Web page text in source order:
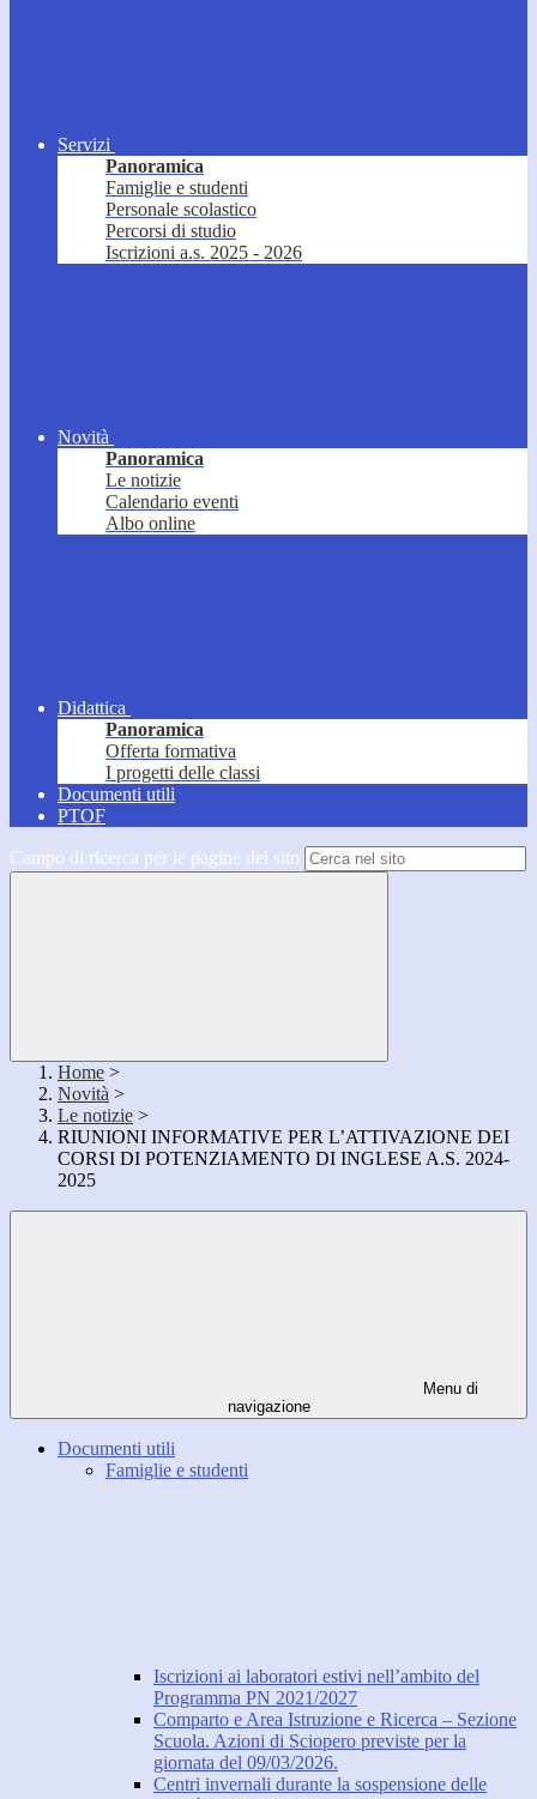
Servizi
Panoramica
Famiglie e studenti
Personale scolastico
Percorsi di studio
Iscrizioni a.s. 2025 - 2026
Novità
Panoramica
Le notizie
Calendario eventi
Albo online
Didattica
Panoramica
Offerta formativa
I progetti delle classi
Documenti utili
PTOF
Campo di ricerca per le pagine del sito
Home >
Novità >
Le notizie >
RIUNIONI INFORMATIVE PER L’ATTIVAZIONE DEI
CORSI DI POTENZIAMENTO DI INGLESE A.S. 2024-
2025
Menu di
navigazione
Documenti utili
Famiglie e studenti
Iscrizioni ai laboratori estivi nell’ambito del
Programma PN 2021/2027
Comparto e Area Istruzione e Ricerca – Sezione
Scuola. Azioni di Sciopero previste per la
giornata del 09/03/2026.
Centri invernali durante la sospensione delle